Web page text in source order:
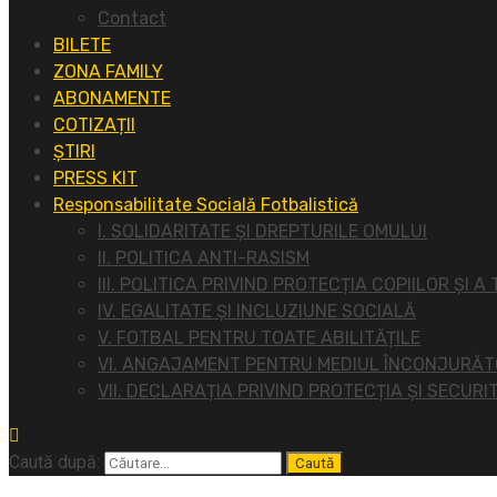
Contact
BILETE
ZONA FAMILY
ABONAMENTE
COTIZAȚII
ȘTIRI
PRESS KIT
Responsabilitate Socială Fotbalistică
I. SOLIDARITATE ȘI DREPTURILE OMULUI
II. POLITICA ANTI-RASISM
III. POLITICA PRIVIND PROTECȚIA COPIILOR ȘI A
IV. EGALITATE ȘI INCLUZIUNE SOCIALĂ
V. FOTBAL PENTRU TOATE ABILITĂȚILE
VI. ANGAJAMENT PENTRU MEDIUL
VII. DECLARAȚIA PRIVIND PROTECȚIA ȘI
Caută după: